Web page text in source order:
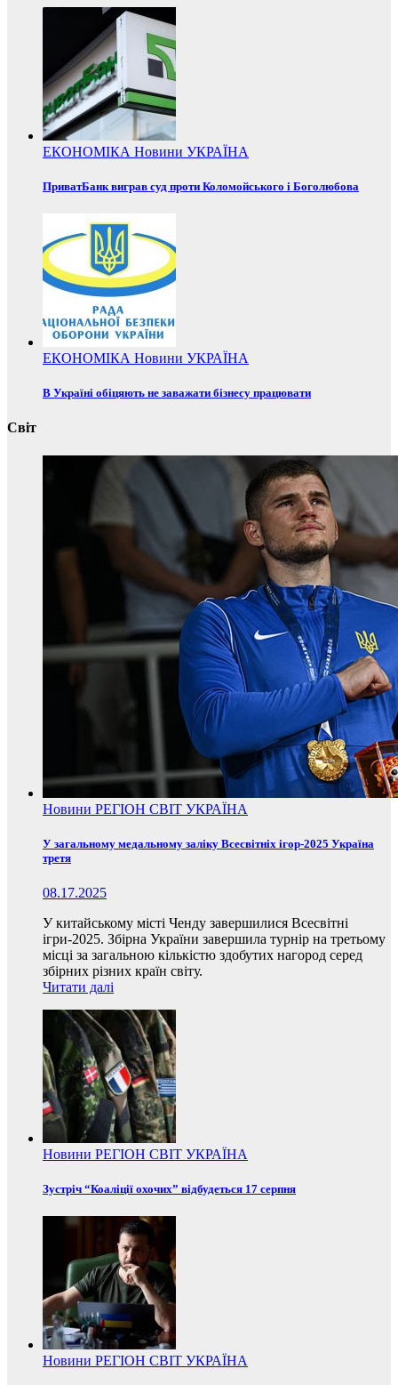
ЕКОНОМІКА Новини УКРАЇНА
ПриватБанк виграв суд проти Коломойського і Боголюбова
ЕКОНОМІКА Новини УКРАЇНА
В Україні обіцяють не заважати бізнесу працювати
Світ
Новини РЕГІОН СВІТ УКРАЇНА
У загальному медальному заліку Всесвітніх ігор-2025 Україна
третя
08.17.2025
У китайському місті Ченду завершилися Всесвітні
ігри-2025. Збірна України завершила турнір на третьому
місці за загальною кількістю здобутих нагород серед
збірних різних країн світу.
Читати далі
Новини РЕГІОН СВІТ УКРАЇНА
Зустріч “Коаліції охочих” відбудеться 17 серпня
Новини РЕГІОН СВІТ УКРАЇНА